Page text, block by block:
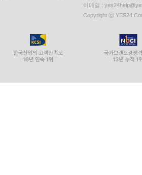
이메일 :
Copyright ⓒ YES24